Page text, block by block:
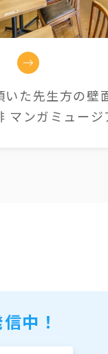
いた先生方の壁
マンガミュージ
中！